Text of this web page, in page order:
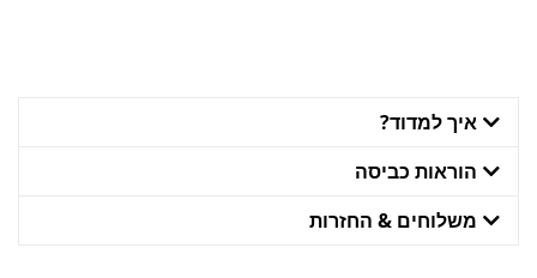
איך למדוד?
הוראות כביסה
משלוחים & החזרות